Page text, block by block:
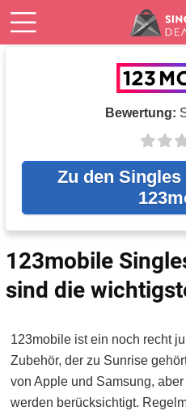
Bewertung:
Zu den
123mobile
sind die
123mobile ist ein noch recht
Zubehör, der zu Sunrise
von Apple und Samsung,
werden berücksichtigt.